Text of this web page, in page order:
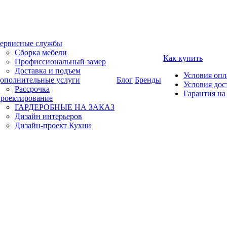
службы
Сборка мебели
Профиссиональный замер
Доставка и подъем
услуги
Рассрочка
ГАРДЕРОБНЫЕ НА ЗАКАЗ
Дизайн интерьеров
Дизайн-проект Кухни
Блог Бренды
Как купить
Условия
Условия
Гарантия на